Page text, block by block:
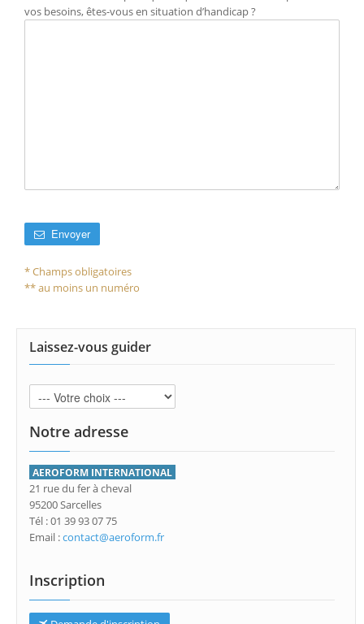
vos besoins, êtes-vous en situation d’handicap ?
Envoyer
* Champs obligatoires
** au moins un numéro
Laissez-vous guider
Notre adresse
AEROFORM INTERNATIONAL
21 rue du fer à cheval
95200 Sarcelles
Tél : 01 39 93 07 75
Email :contact@aeroform.fr
Inscription